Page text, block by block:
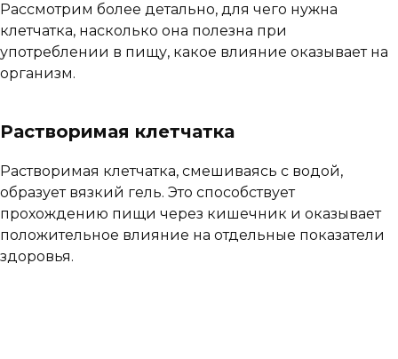
Рассмотрим более детально, для чего нужна
клетчатка, насколько она полезна при
употреблении в пищу, какое влияние оказывает на
организм.
Растворимая клетчатка
Растворимая клетчатка, смешиваясь с водой,
образует вязкий гель. Это способствует
прохождению пищи через кишечник и оказывает
положительное влияние на отдельные показатели
здоровья.